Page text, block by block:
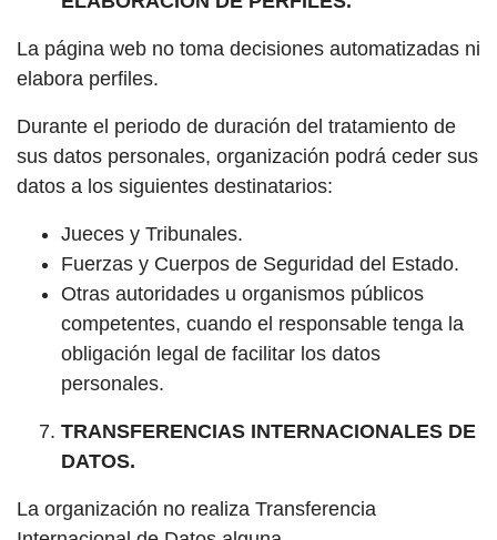
La página web no toma decisiones automatizadas ni
elabora perfiles.
Durante el periodo de duración del tratamiento de
sus datos personales, organización podrá ceder sus
datos a los siguientes destinatarios:
Jueces y Tribunales.
Fuerzas y Cuerpos de Seguridad del Estado.
Otras autoridades u organismos públicos
competentes, cuando el responsable tenga la
obligación legal de facilitar los datos
personales.
TRANSFERENCIAS INTERNACIONALES DE
DATOS.
La organización no realiza Transferencia